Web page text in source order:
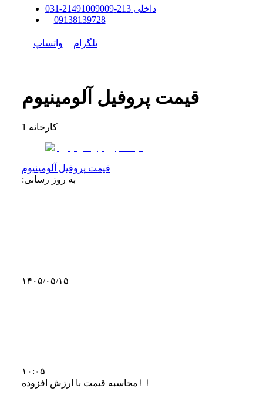
قیمت پروفیل آلومینیوم
1 کارخانه
قیمت پروفیل آلومینیوم
به روز رسانی:
۱۴۰۵/۰۵/۱۵
۱۰:۰۵
محاسبه قیمت با ارزش افزوده
داخلی213-214
91009009
-
031
09138139728
تلگرام واتساپ